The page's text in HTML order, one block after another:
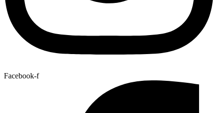
Facebook-f